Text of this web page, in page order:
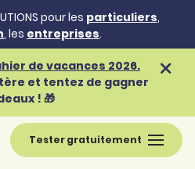
pour les particuliers,
, les entreprises.
de vacances 2026.
et tentez de gagner
! 🎁
Tester gratuitement